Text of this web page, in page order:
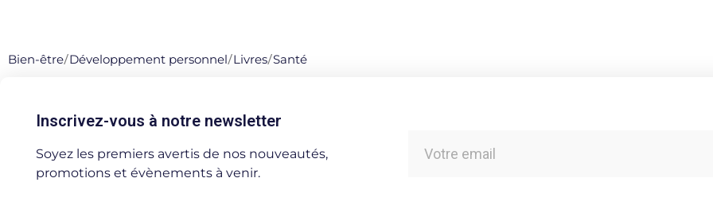
Bien-être/Développement personnel/Livres/Santé
Inscrivez-vous à notre newsletter
Soyez les premiers avertis de nos nouveautés,
promotions et évènements à venir.